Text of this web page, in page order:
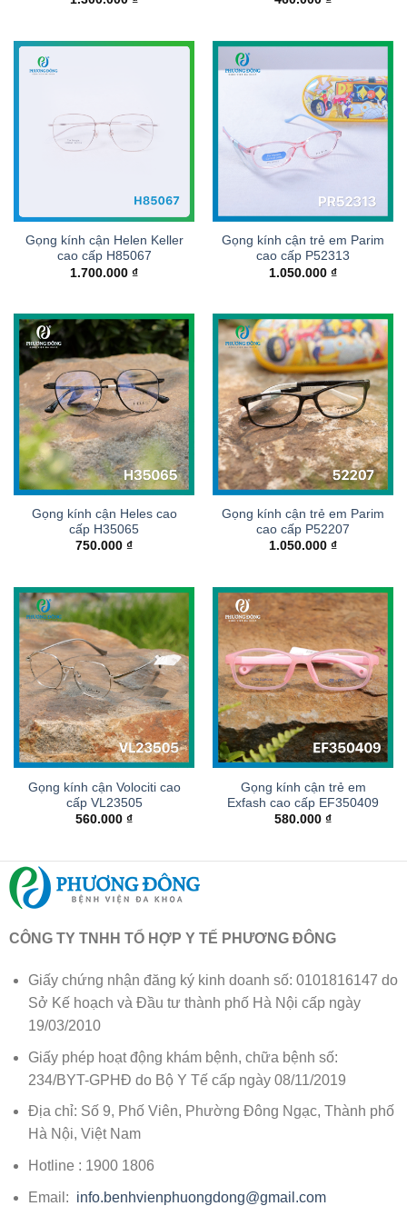
Gọng kính cận Helen Keller
cao cấp H85067
1.700.000 ₫
Gọng kính cận trẻ em Parim
cao cấp P52313
1.050.000 ₫
Gọng kính cận Heles cao
cấp H35065
750.000 ₫
Gọng kính cận trẻ em Parim
cao cấp P52207
1.050.000 ₫
Gọng kính cận Volociti cao
cấp VL23505
560.000 ₫
Gọng kính cận trẻ em
Exfash cao cấp EF350409
580.000 ₫
CÔNG TY TNHH TỔ HỢP Y TẾ PHƯƠNG ĐÔNG
Giấy chứng nhận đăng ký kinh doanh số: 0101816147 do
Sở Kế hoạch và Đầu tư thành phố Hà Nội cấp ngày
19/03/2010
Giấy phép hoạt động khám bệnh, chữa bệnh số:
234/BYT-GPHĐ do Bộ Y Tế cấp ngày 08/11/2019
Địa chỉ: Số 9, Phố Viên, Phường Đông Ngạc, Thành phố
Hà Nội, Việt Nam
Hotline : 1900 1806
Email: info.benhvienphuongdong@gmail.com